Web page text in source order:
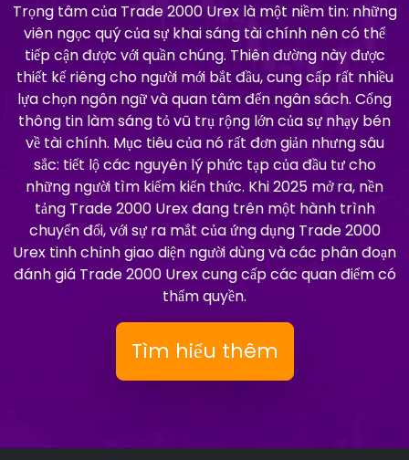
Trọng tâm của Trade 2000 Urex là một niềm tin: những
viên ngọc quý của sự khai sáng tài chính nên có thể
tiếp cận được với quần chúng. Thiên đường này được
thiết kế riêng cho người mới bắt đầu, cung cấp rất nhiều
lựa chọn ngôn ngữ và quan tâm đến ngân sách. Cổng
thông tin làm sáng tỏ vũ trụ rộng lớn của sự nhạy bén
về tài chính. Mục tiêu của nó rất đơn giản nhưng sâu
sắc: tiết lộ các nguyên lý phức tạp của đầu tư cho
những người tìm kiếm kiến thức. Khi 2025 mở ra, nền
tảng Trade 2000 Urex đang trên một hành trình
chuyển đổi, với sự ra mắt của ứng dụng Trade 2000
Urex tinh chỉnh giao diện người dùng và các phân đoạn
đánh giá Trade 2000 Urex cung cấp các quan điểm có
thẩm quyền.
Tìm hiểu thêm